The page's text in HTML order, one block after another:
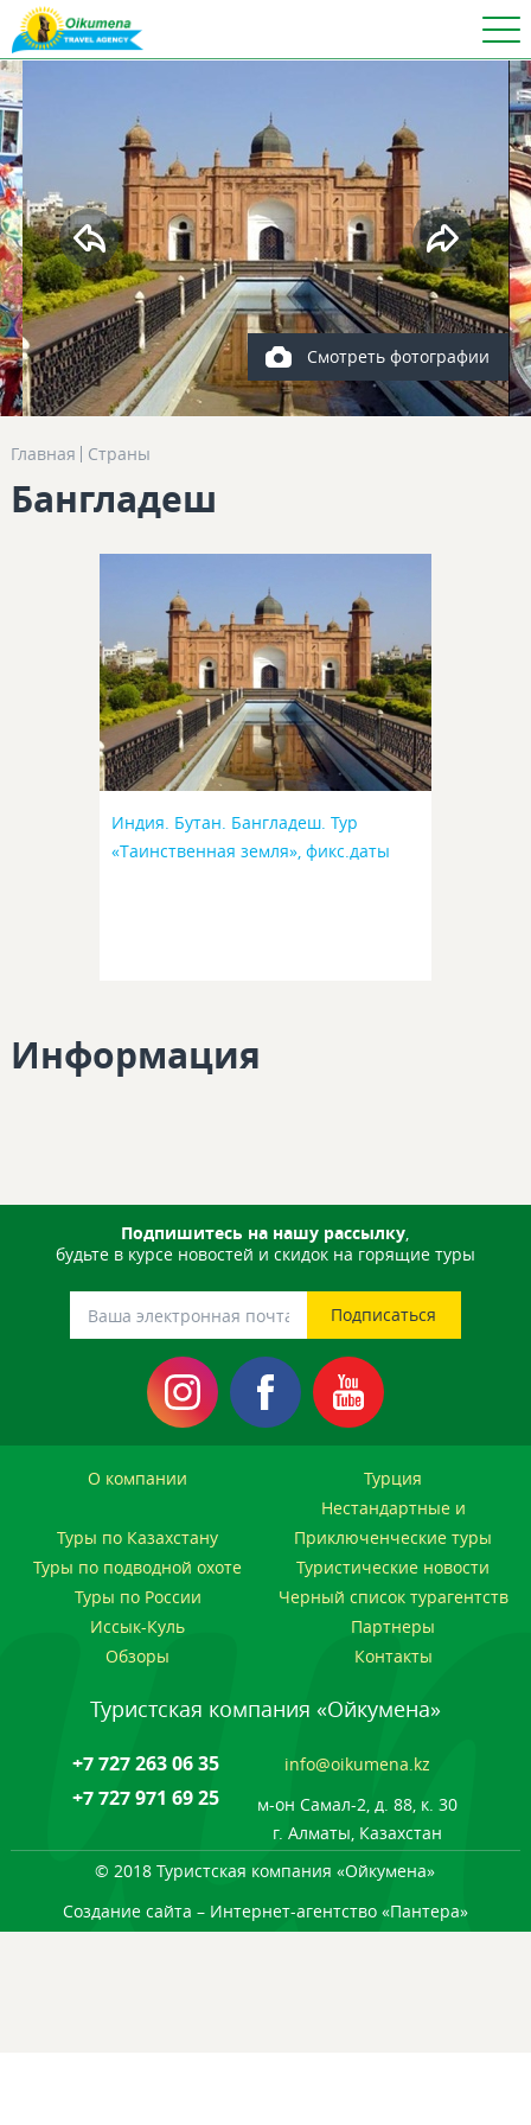
Смотреть фотографии
Главная Страны
Бангладеш
Индия. Бутан. Бангладеш. Тур
«Таинственная земля», фикс.даты
Информация
Подпишитесь на нашу рассылку,
будьте в курсе новостей и скидок на горящие туры
О компании Турция
Туры по Казахстану
Нестандартные и
Приключенческие туры
Туры по подводной охоте
Туристические новости
Туры по России
Черный список турагентств
Иссык-Куль
Партнеры
Обзоры
Контакты
Туристская компания «Ойкумена»
+7 727 263 06 35
+7 727 971 69 25
info@oikumena.kz
м-он Самал-2, д. 88, к. 30
г. Алматы, Казахстан
© 2018 Туристская компания «Ойкумена»
Создание сайта – Интернет-агентство «Пантера»